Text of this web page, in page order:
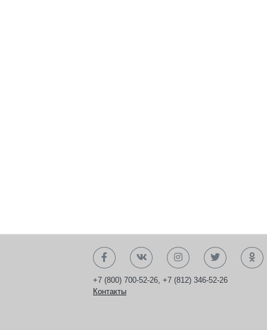
+7 (800) 700-52-26, +7 (812) 346-52-26
Контакты